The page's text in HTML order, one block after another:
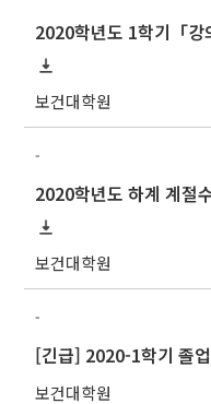
보건대학원
-
2020학년도 하계 계절
보건대학원
-
보건대학원